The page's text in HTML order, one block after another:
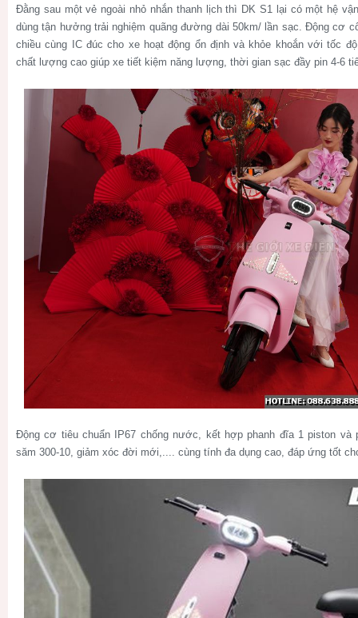
Đằng sau một vẻ ngoài nhỏ nhắn thanh lịch thì DK S1 lại có một hệ
dùng tận hưởng trải nghiệm quãng đường dài 50km/ lần sạc. Động cơ
chiều cùng IC đúc cho xe hoạt động ổn định và khỏe khoắn với tốc
chất lượng cao giúp xe tiết kiệm năng lượng, thời gian sạc đầy pin 4-6
Động cơ tiêu chuẩn IP67 chống nước, kết hợp phanh đĩa 1 piston và
săm 300-10, giảm xóc đời mới,.... cùng tính đa dụng cao, đáp ứng tốt